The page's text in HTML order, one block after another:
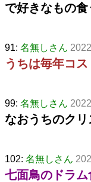
で好きなもの
91: 名無しさん
うちは毎年コ
99: 名無しさん
なおうちのク
102: 名無しさん
七面鳥のドラ